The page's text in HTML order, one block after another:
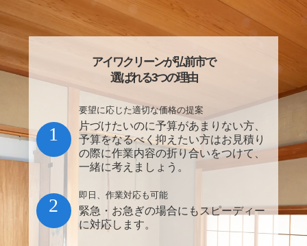
アイワクリーンが弘前市で
選ばれる3つの理由
要望に応じた適切な価格の提案
片づけたいのに予算があまりない方、
予算をなるべく抑えたい方はお見積り
の際に作業内容の折り合いをつけて、
一緒に考えましょう。
1
即日、作業対応も可能
緊急・お急ぎの場合にもスピーディー
に対応します。
2